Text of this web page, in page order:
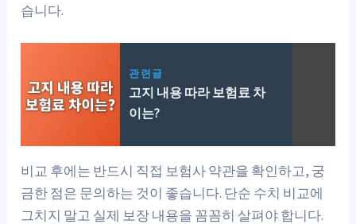
습니다.
관련글
고지 내용 따라 보험료 차
이는?
비교 후에는 반드시 직접 보험사 약관을 확인하고, 궁
금한 점은 문의하는 것이 좋습니다. 단순 수치 비교에
그치지 말고 실제 보장 내용을 꼼꼼히 살펴야 합니다.